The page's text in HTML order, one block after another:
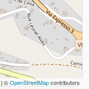
| ©OpenStreetMapcontributors